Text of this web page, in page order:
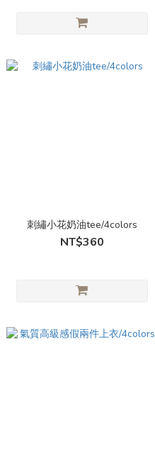
刺繡小花奶油tee/4colors
NT$360